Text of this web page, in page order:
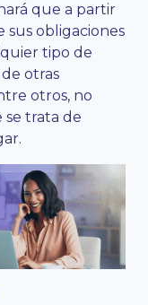
que a partir
sus obligaciones
tipo de
otras
otros, no
se trata de